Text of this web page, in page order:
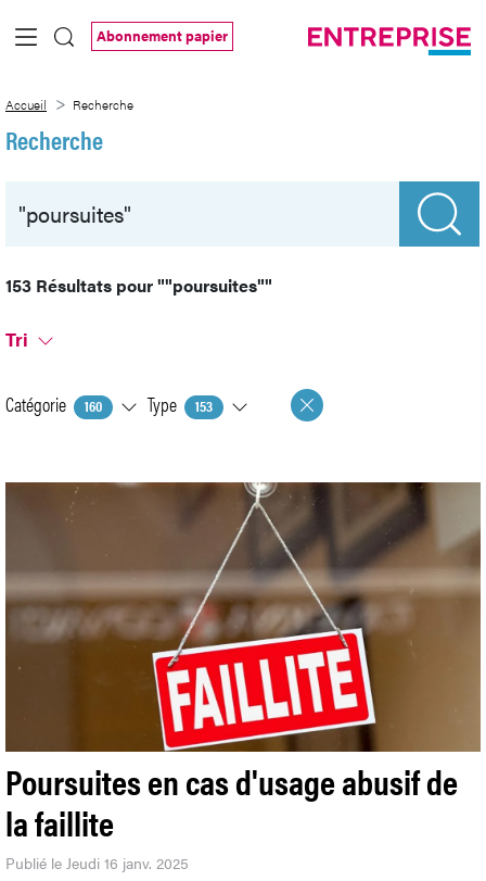
Saut au contenu principal
Abonnement papier
Accueil Recherche
Recherche
153 Résultats pour""poursuites""
Tri
Catégorie 160 Type 153
Poursuites en cas d'usage abusif de
la faillite
Publié le Jeudi 16 janv. 2025